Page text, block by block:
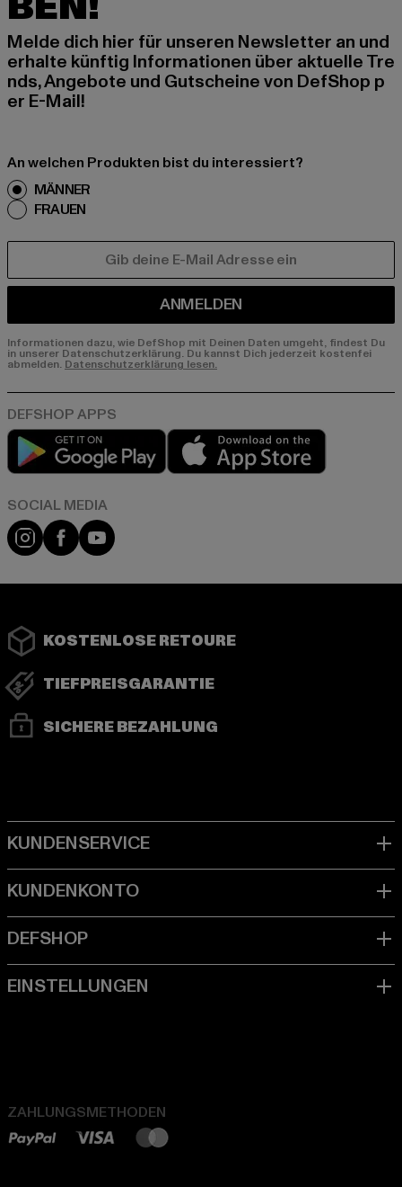
Melde dich hier für unseren Newsletter an und
erhalte künftig Informationen über aktuelle Tre
nds, Angebote und Gutscheine von DefShop p
er E-Mail!
An welchen Produkten bist du interessiert?
MÄNNER
FRAUEN
ANMELDEN
Informationen dazu, wie DefShop mit Deinen Daten umgeht, findest Du
in unserer Datenschutzerklärung. Du kannst Dich jederzeit kostenfei
abmelden. Datenschutzerklärung lesen.
Play market
Instagram
FacebookYouTube
KOSTENLOSE RETOURE
TIEFPREISGARANTIE
SICHERE BEZAHLUNG
ZAHLUNGSMETHODEN